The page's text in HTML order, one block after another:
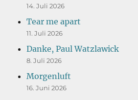
14. Juli 2026
Tear me apart
11. Juli 2026
Danke, Paul Watzlawick
8. Juli 2026
Morgenluft
16. Juni 2026